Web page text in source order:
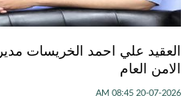
العقيد علي احمد الخريسات
الامن العام
20-07-2026 08:45 AM